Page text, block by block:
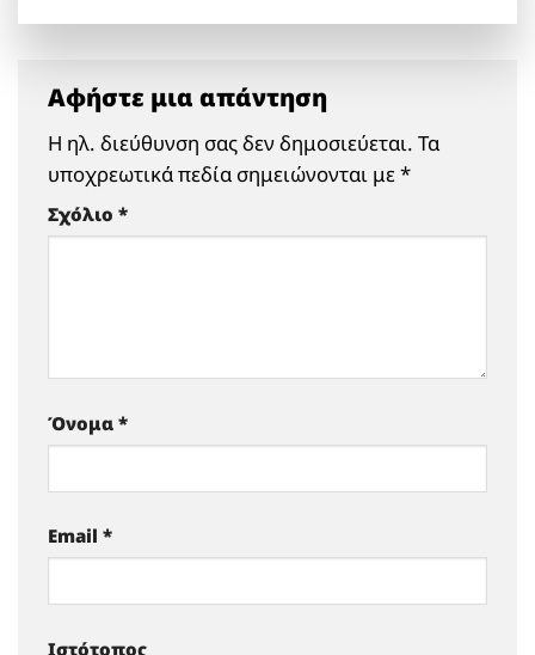
Αφήστε μια απάντηση
Η ηλ. διεύθυνση σας δεν δημοσιεύεται. Τα
υποχρεωτικά πεδία σημειώνονται με*
Σχόλιο *
Όνομα *
Email *
Ιστότοπος